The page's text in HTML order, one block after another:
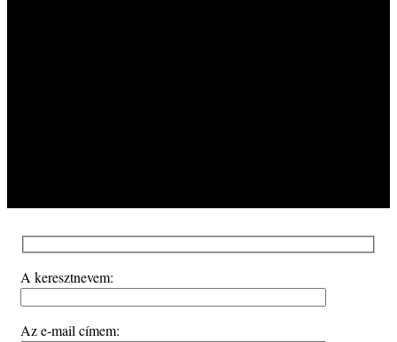
A keresztnevem:
Az e-mail címem: